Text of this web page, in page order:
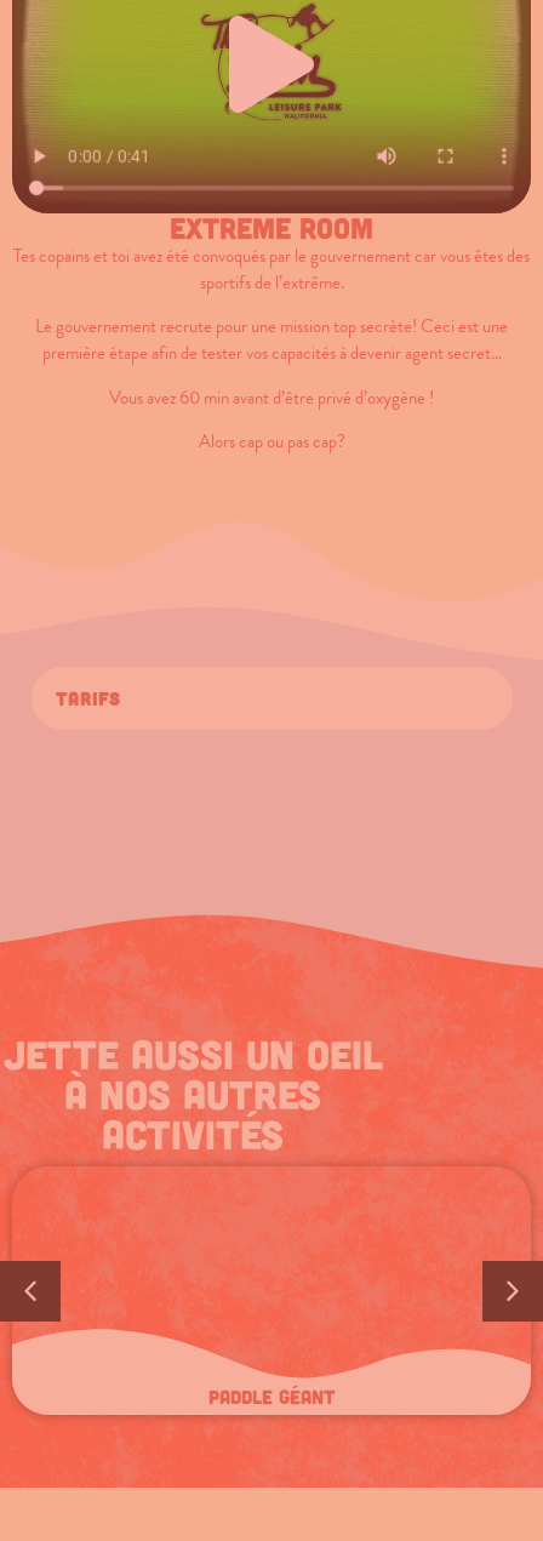
Extreme room
Tes copains et toi avez été convoqués par le gouvernement car vous êtes des
sportifs de l’extrême.
Le gouvernement recrute pour une mission top secrète! Ceci est une
première étape afin de tester vos capacités à devenir agent secret…
Vous avez 60 min avant d’être privé d’oxygène !
Alors cap ou pas cap?
Tarifs
Jette aussi un oeil
à nos autres
activités
Paddle géant